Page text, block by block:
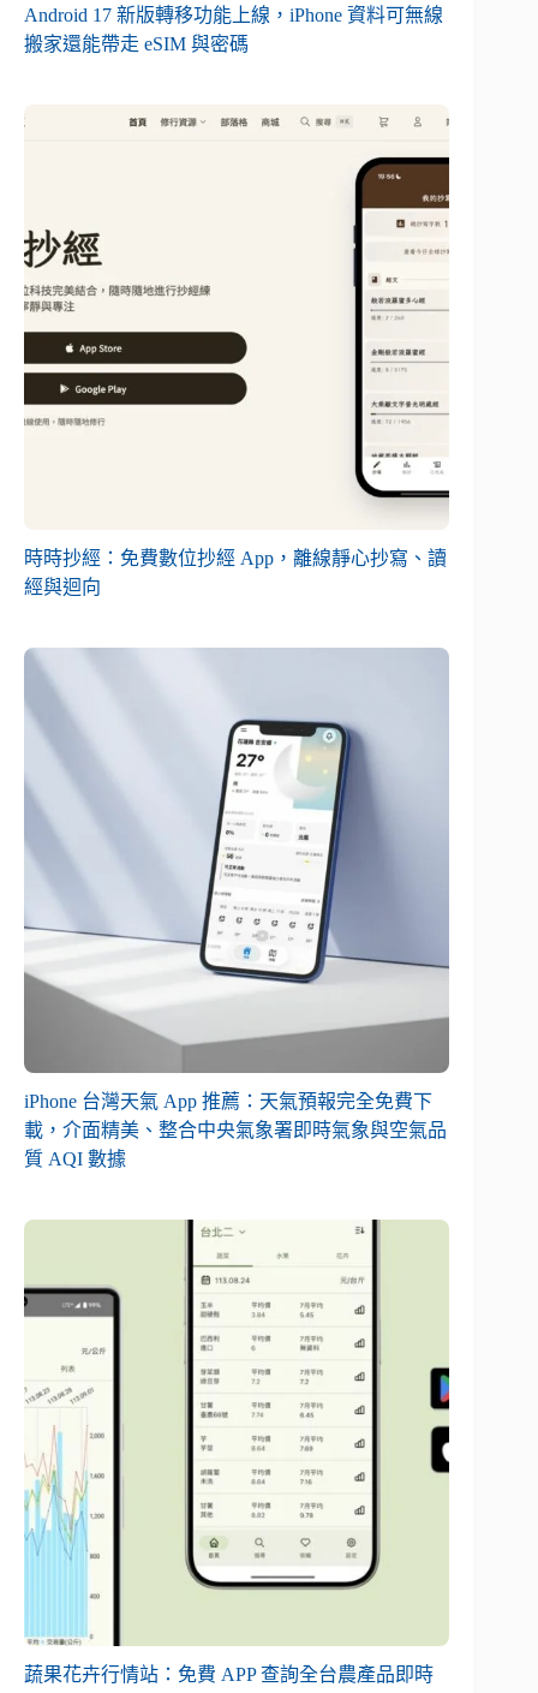
Android 17 新版轉移功能上線，iPhone 資料可無線
搬家還能帶走 eSIM 與密碼
時時抄經：免費數位抄經 App，離線靜心抄寫、讀
經與迴向
iPhone 台灣天氣 App 推薦：天氣預報完全免費下
載，介面精美、整合中央氣象署即時氣象與空氣品
質 AQI 數據
蔬果花卉行情站：免費 APP 查詢全台農產品即時